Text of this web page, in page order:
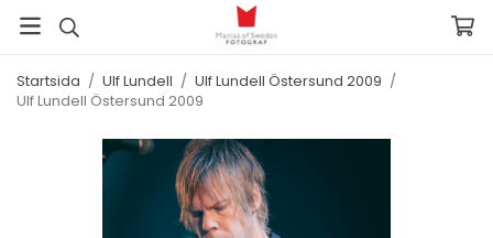
Startsida / Ulf Lundell / Ulf Lundell Östersund 2009 /
Ulf Lundell Östersund 2009